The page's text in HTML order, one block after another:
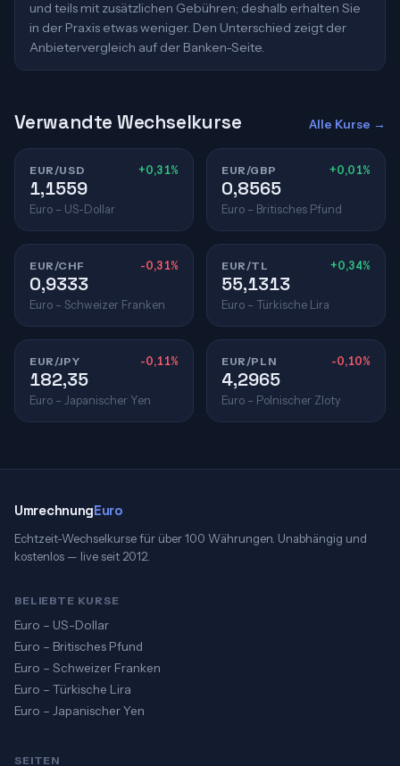
und teils mit zusätzlichen Gebühren; deshalb erhalten Sie
in der Praxis etwas weniger. Den Unterschied zeigt der
Anbietervergleich auf der Banken-Seite.
Verwandte Wechselkurse Alle Kurse →
EUR/USD +0,31%
1,1559
Euro – US-Dollar
EUR/GBP +0,01%
0,8565
Euro – Britisches Pfund
EUR/CHF -0,31%
0,9333
Euro – Schweizer Franken
EUR/TL +0,34%
55,1313
Euro – Türkische Lira
EUR/JPY -0,11%
182,35
Euro – Japanischer Yen
EUR/PLN -0,10%
4,2965
Euro – Polnischer Zloty
UmrechnungEuro
Echtzeit-Wechselkurse für über 100 Währungen. Unabhängig und
kostenlos — live seit 2012.
BELIEBTE KURSE
Euro – US-Dollar
Euro – Britisches Pfund
Euro – Schweizer Franken
Euro – Türkische Lira
Euro – Japanischer Yen
SEITEN